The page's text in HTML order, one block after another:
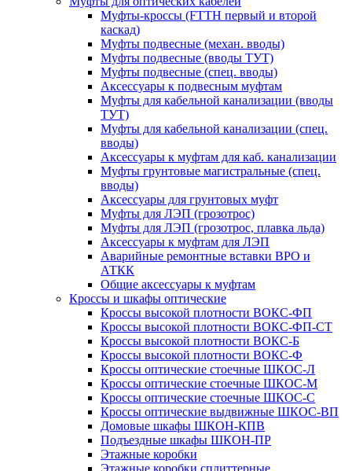
Муфты-кроссы (FTTH первый и второй
каскад)
Муфты подвесные (механ. вводы)
Муфты подвесные (вводы ТУТ)
Муфты подвесные (спец. вводы)
Аксессуары к подвесным муфтам
Муфты для кабельной канализации (вводы
ТУТ)
Муфты для кабельной канализации (спец.
вводы)
Аксессуары к муфтам для каб. канализации
Муфты грунтовые магистральные (спец.
вводы)
Аксессуары для грунтовых муфт
Муфты для ЛЭП (грозотрос)
Муфты для ЛЭП (грозотрос, плавка льда)
Аксессуары к муфтам для ЛЭП
Аварийные ремонтные вставки ВРО и
АТКК
Общие аксессуары к муфтам
Кроссы и шкафы оптические
Кроссы высокой плотности ВОКС-ФП
Кроссы высокой плотности ВОКС-ФП-СТ
Кроссы высокой плотности ВОКС-Б
Кроссы высокой плотности ВОКС-Ф
Кроссы оптические стоечные ШКОС-Л
Кроссы оптические стоечные ШКОС-М
Кроссы оптические стоечные ШКОС-С
Кроссы оптические выдвижные ШКОС-ВП
Домовые шкафы ШКОН-КПВ
Подъездные шкафы ШКОН-ПР
Этажные коробки
Этажные коробки сплиттерные